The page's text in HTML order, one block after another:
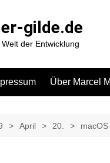
gilde.de
der Entwicklung
Über Marcel
April 20.